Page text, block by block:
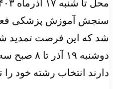
سنجش آموزش پزشکی
دارند انتخاب رشته خود را